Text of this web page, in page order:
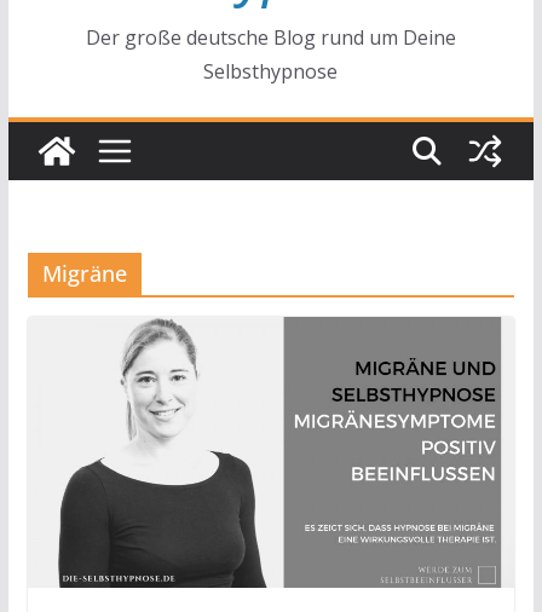
Der große deutsche Blog rund um Deine
Selbsthypnose
Migräne